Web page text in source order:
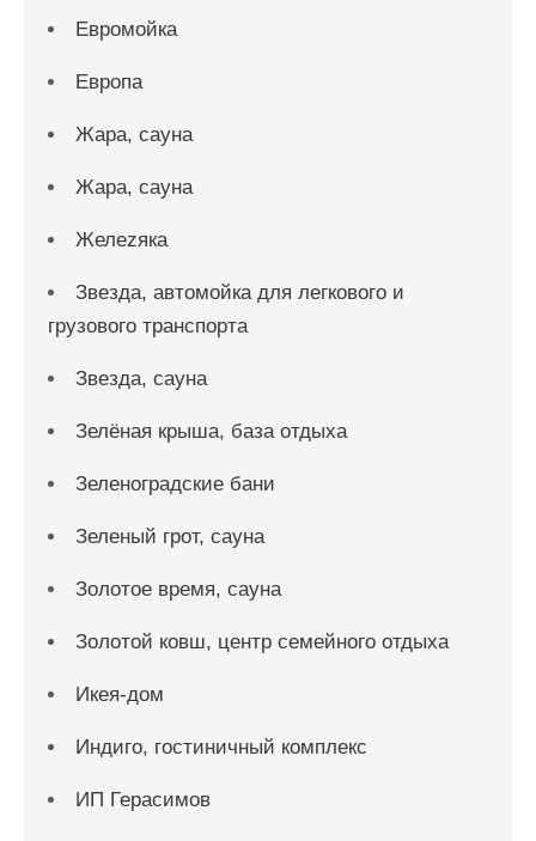
Евромойка
Европа
Жара, сауна
Жара, сауна
Желеzяка
Звезда, автомойка для легкового и
грузового транспорта
Звезда, сауна
Зелёная крыша, база отдыха
Зеленоградские бани
Зеленый грот, сауна
Золотое время, сауна
Золотой ковш, центр семейного отдыха
Икея-дом
Индиго, гостиничный комплекс
ИП Герасимов